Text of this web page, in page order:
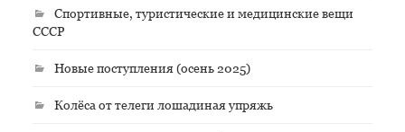
Спортивные, туристические и медицинские вещи
СССР
Новые поступления (осень 2025)
Колёса от телеги лошадиная упряжь